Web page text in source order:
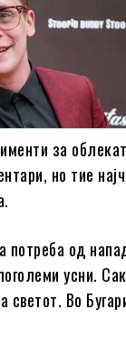
за
но тие
потреба од
усни.
светот. Во